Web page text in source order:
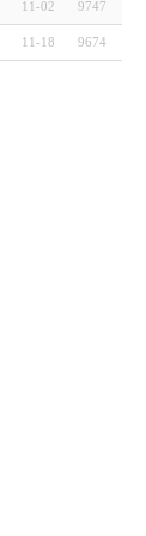
11-02 9747
11-18 9674